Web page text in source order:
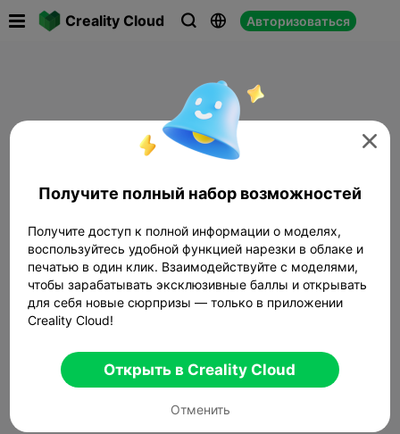
Creality Cloud   Авторизоваться

Получите полный набор возможностей
Получите доступ к полной информации о моделях,
воспользуйтесь удобной функцией нарезки в облаке и
печатью в один клик. Взаимодействуйте с моделями,
чтобы зарабатывать эксклюзивные баллы и открывать
для себя новые сюрпризы — только в приложении
Creality Cloud!
Открыть в Creality Cloud
Отменить